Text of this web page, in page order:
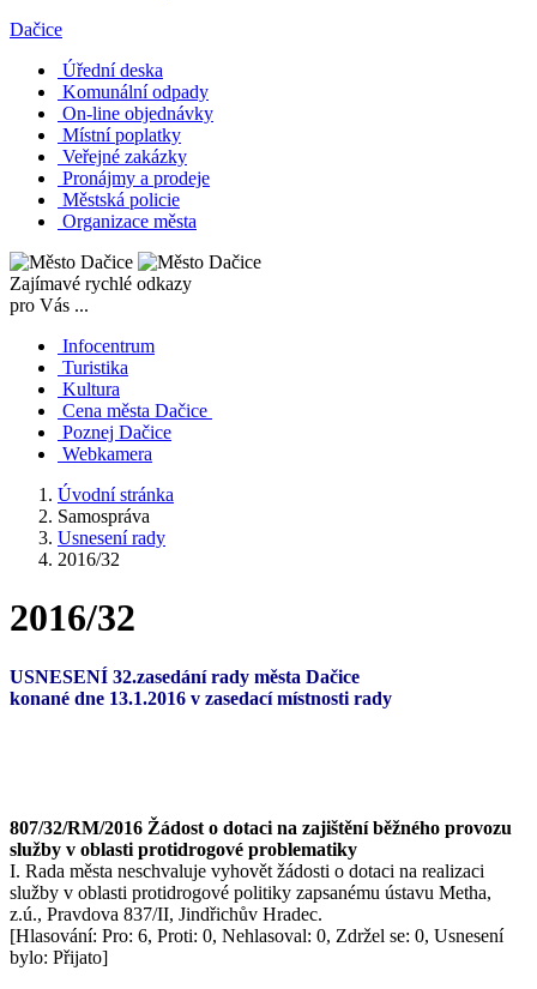
Dačice
Úřední deska
Komunální odpady
On-line objednávky
Místní poplatky
Veřejné zakázky
Pronájmy a prodeje
Městská policie
Organizace města
Zajímavé rychlé odkazy
pro Vás ...
Infocentrum
Turistika
Kultura
Cena města Dačice
Poznej Dačice
Webkamera
Úvodní stránka
Samospráva
Usnesení rady
2016/32
2016/32
USNESENÍ 32.zasedání rady města Dačice
konané dne 13.1.2016 v zasedací místnosti rady
807/32/RM/2016 Žádost o dotaci na zajištění běžného provozu
služby v oblasti protidrogové problematiky
I. Rada města neschvaluje vyhovět žádosti o dotaci na realizaci
služby v oblasti protidrogové politiky zapsanému ústavu Metha,
z.ú., Pravdova 837/II, Jindřichův Hradec.
[Hlasování: Pro: 6, Proti: 0, Nehlasoval: 0, Zdržel se: 0, Usnesení
bylo: Přijato]